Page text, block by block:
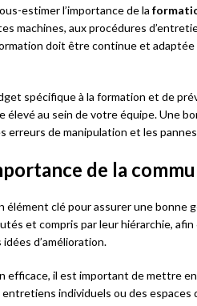
estimer l’importance de la
machines, aux procédures
doit être continue et
spécifique à la formation et de
élevé au sein de votre équipe. Une
erreurs de manipulation et les
de la
élément clé pour assurer une bonne
et compris par leur hiérarchie, afin
d’amélioration.
efficace, il est important de mettre
entretiens individuels ou des